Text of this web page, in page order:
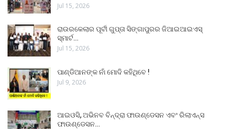
Jul 15, 2026
ରାଉରକେଲାର ପୂର୍ବୀ ଗୁପ୍ତା ସିଙ୍ଗାପୁରର ଜିଆଇଆଇଏସ୍
ସ୍ମାର୍ଟ…
Jul 15, 2026
ପାଣ୍ଡିଆନଙ୍କ ନାଁ ମୋଦି କହିଥିବେ !
Jul 9, 2026
ଆଇଓସି, ଅଭିନବ ବିନ୍ଦ୍ରା ଫାଉଣ୍ଡେସନ ଏବଂ ରିଲାଏନ୍ସ
ଫାଉଣ୍ଡେସନ…